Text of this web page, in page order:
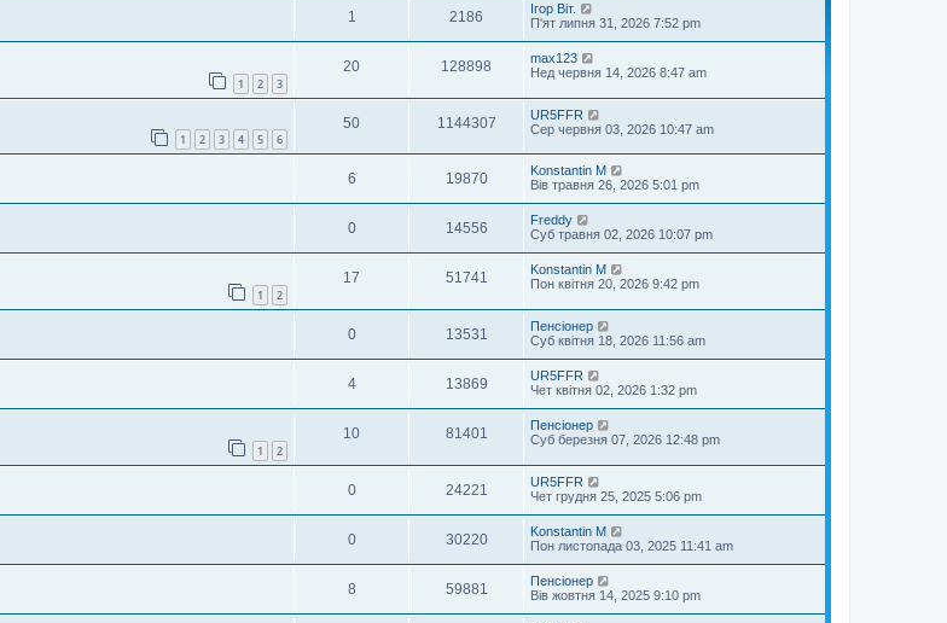
1 2186
Ігор Віт.
П'ят липня 31, 2026 7:52 pm
1 2 3
20 128898
max123
Нед червня 14, 2026 8:47 am
1 2 3 4 5 6
50 1144307
UR5FFR
Сер червня 03, 2026 10:47 am
6 19870
Konstantin M
Вів травня 26, 2026 5:01 pm
0 14556
Freddy
Суб травня 02, 2026 10:07 pm
1 2
17 51741
Konstantin M
Пон квітня 20, 2026 9:42 pm
0 13531
Пенсіонер
Суб квітня 18, 2026 11:56 am
4 13869
UR5FFR
Чет квітня 02, 2026 1:32 pm
1 2
10 81401
Пенсіонер
Суб березня 07, 2026 12:48 pm
0 24221
UR5FFR
Чет грудня 25, 2025 5:06 pm
0 30220
Konstantin M
Пон листопада 03, 2025 11:41 am
8 59881
Пенсіонер
Вів жовтня 14, 2025 9:10 pm